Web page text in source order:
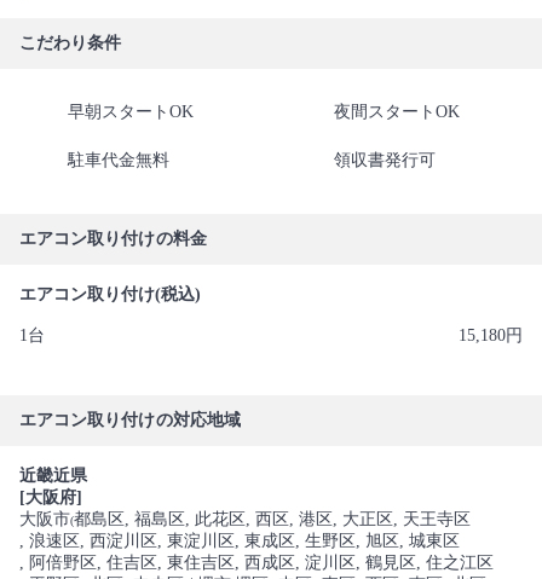
こだわり条件
早朝スタートOK 夜間スタートOK
駐車代金無料 領収書発行可
エアコン取り付けの料金
エアコン取り付け(税込)
1台 15,180円
エアコン取り付けの対応地域
近畿近県
[大阪府]
大阪市(都島区 , 福島区 , 此花区 , 西区 , 港区 , 大正区 , 天王寺区
, 浪速区 , 西淀川区 , 東淀川区 , 東成区 , 生野区 , 旭区 , 城東区
, 阿倍野区 , 住吉区 , 東住吉区 , 西成区 , 淀川区 , 鶴見区 , 住之江区